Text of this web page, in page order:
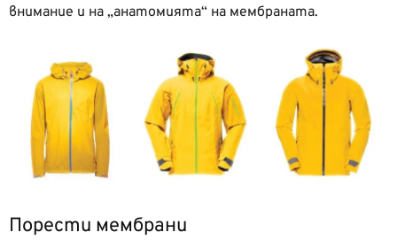
внимание и на „анатомията“ на мембраната.
Порести мембрани